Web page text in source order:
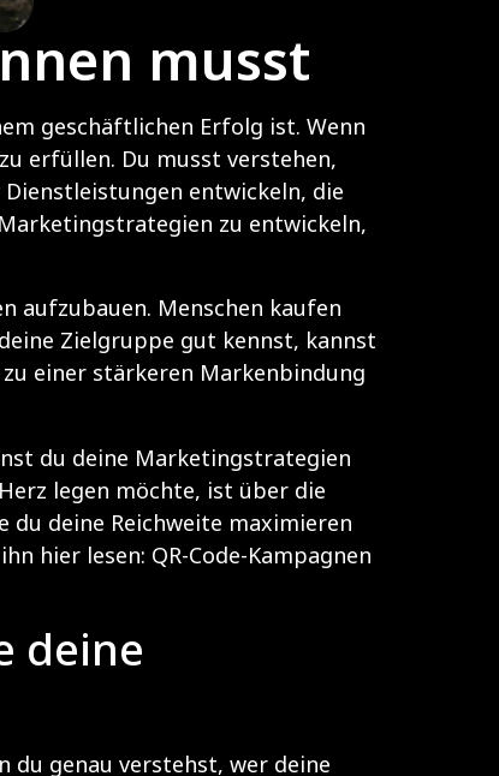
musst
geschäftlichen Erfolg ist. Wenn
erfüllen. Du musst verstehen,
entwickeln, die
zu entwickeln,
aufzubauen. Menschen kaufen
Zielgruppe gut kennst, kannst
einer stärkeren Markenbindung
du deine Marketingstrategien
legen möchte, ist über die
du deine Reichweite maximieren
hier lesen: QR-Code-Kampagnen
deine
du genau verstehst, wer deine